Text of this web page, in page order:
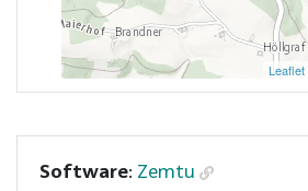
Leaflet
Software: Zemtu